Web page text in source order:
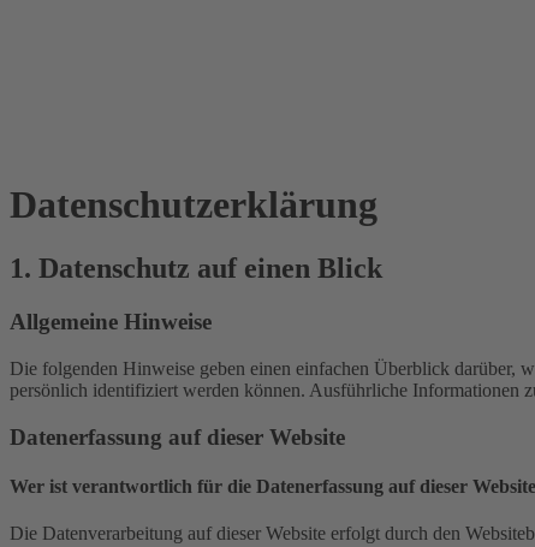
Datenschutz­erklärung
1. Datenschutz auf einen Blick
Allgemeine Hinweise
Die folgenden Hinweise geben einen einfachen Überblick darüber,
persönlich identifiziert werden können. Ausführliche Informationen
Datenerfassung auf dieser Website
Wer ist verantwortlich für die Datenerfassung auf dieser
Die Datenverarbeitung auf dieser Website erfolgt durch den